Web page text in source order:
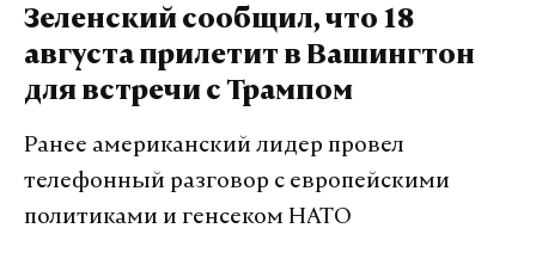
нарушение правил техники безопасности на
предприятии. 18 августа в регионе объявлен днем
траура.
Подпишитесь на Daily Storm в
работает там, где тормозит интернет.
Зеленский сообщил, что 18
августа прилетит в Вашингтон
для встречи с Трампом
Ранее американский лидер провел
телефонный разговор с европейскими
политиками и генсеком НАТО